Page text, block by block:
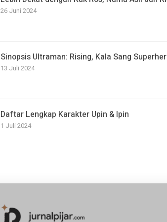
26 Juni 2024
Sinopsis Ultraman: Rising, Kala Sang
13 Juli 2024
Daftar Lengkap Karakter Upin & Ipin
1 Juli 2024